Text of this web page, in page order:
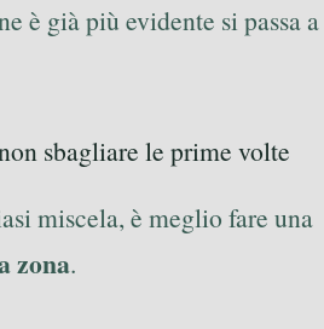
è già più evidente si passa a
sbagliare le prime volte
miscela, è meglio fare una
zona.